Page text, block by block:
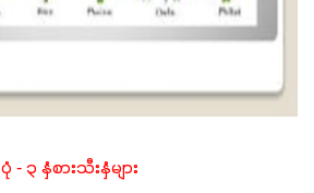
ပုံ - ၃ နှံစားသီးနှံများ